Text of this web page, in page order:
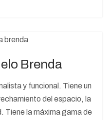
Brenda
y funcional. Tiene un
del espacio, la
Tiene la máxima gama de